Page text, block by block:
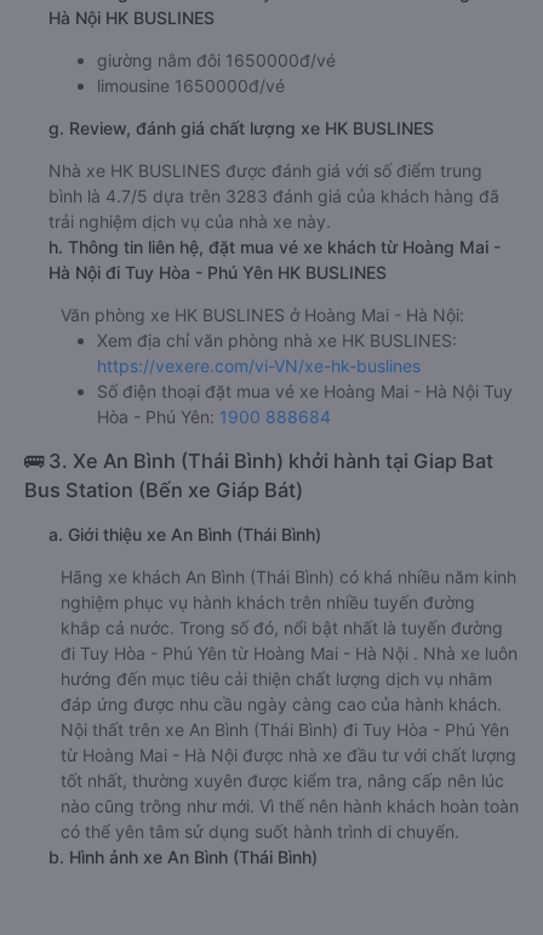
Hà Nội HK BUSLINES
giường nằm đôi 1650000đ/vé
limousine 1650000đ/vé
g. Review, đánh giá chất lượng xe HK BUSLINES
Nhà xe HK BUSLINES được đánh giá với số điểm trung
bình là 4.7/5 dựa trên 3283 đánh giá của khách hàng đã
trải nghiệm dịch vụ của nhà xe này.
h. Thông tin liên hệ, đặt mua vé xe khách từ Hoàng Mai -
Hà Nội đi Tuy Hòa - Phú Yên HK BUSLINES
Văn phòng xe HK BUSLINES ở Hoàng Mai - Hà Nội:
Xem địa chỉ văn phòng nhà xe HK BUSLINES:
https://vexere.com/vi-VN/xe-hk-buslines
Số điện thoại đặt mua vé xe Hoàng Mai - Hà Nội Tuy
Hòa - Phú Yên: 1900 888684
🚌 3. Xe An Bình (Thái Bình) khởi hành tại Giap Bat
Bus Station (Bến xe Giáp Bát)
a. Giới thiệu xe An Bình (Thái Bình)
Hãng xe khách An Bình (Thái Bình) có khá nhiều năm kinh
nghiệm phục vụ hành khách trên nhiều tuyến đường
khắp cả nước. Trong số đó, nổi bật nhất là tuyến đường
đi Tuy Hòa - Phú Yên từ Hoàng Mai - Hà Nội . Nhà xe luôn
hướng đến mục tiêu cải thiện chất lượng dịch vụ nhằm
đáp ứng được nhu cầu ngày càng cao của hành khách.
Nội thất trên xe An Bình (Thái Bình) đi Tuy Hòa - Phú Yên
từ Hoàng Mai - Hà Nội được nhà xe đầu tư với chất lượng
tốt nhất, thường xuyên được kiểm tra, nâng cấp nên lúc
nào cũng trông như mới. Vì thế nên hành khách hoàn toàn
có thể yên tâm sử dụng suốt hành trình di chuyển.
b. Hình ảnh xe An Bình (Thái Bình)